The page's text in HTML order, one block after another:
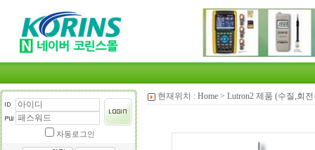
자동로그인
현재위치 : Home > Lutron2 제품 (수질,회